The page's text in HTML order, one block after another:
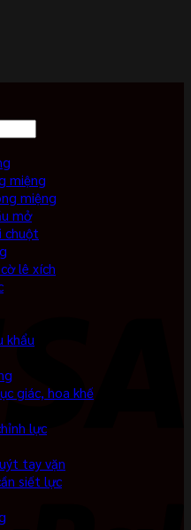
miệng
miệng
mở
chuột
lê xích
khẩu
giác, hoa khế
lực
tay vặn
siết lực